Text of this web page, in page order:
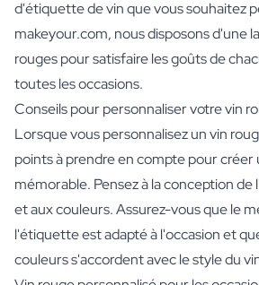
d'étiquette de vin que vous souhaitez
makeyour.com, nous disposons d'une
rouges pour satisfaire les goûts de
toutes les occasions.
Conseils pour personnaliser votre vin
Lorsque vous personnalisez un vin
points à prendre en compte pour
mémorable. Pensez à la conception
et aux couleurs. Assurez-vous que le
l'étiquette est adapté à l'occasion et
couleurs s'accordent avec le style du